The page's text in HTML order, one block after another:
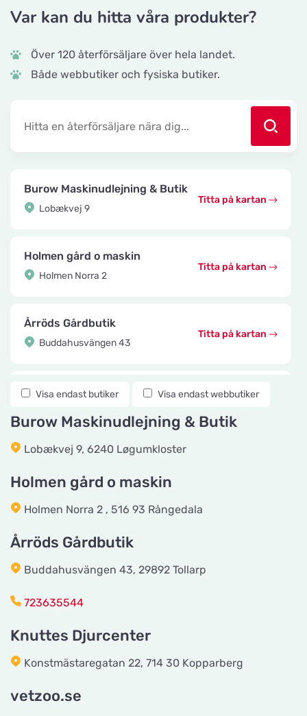
Var kan du hitta våra produkter?
Över 120 återförsäljare över hela landet.
Både webbutiker och fysiska butiker.
Burow Maskinudlejning & Butik
Lobækvej 9
Titta på kartan
Holmen gård o maskin
Holmen Norra 2
Titta på kartan
Årröds Gårdbutik
Buddahusvängen 43
Titta på kartan
Knuttes Djurcenter
Titta på kartan
vetzoo.se
Frösundaviks Allé 1
Summerredvej 1
Tingholmgård dyrefoder
Titta på kartan
Visa endast butiker Visa endast webbutiker
Burow Maskinudlejning & Butik
Lobækvej 9, 6240 Løgumkloster
Holmen gård o maskin
Holmen Norra 2 , 516 93 Rångedala
Årröds Gårdbutik
Buddahusvängen 43, 29892 Tollarp
723635544
Knuttes Djurcenter
Konstmästaregatan 22, 714 30 Kopparberg
vetzoo.se